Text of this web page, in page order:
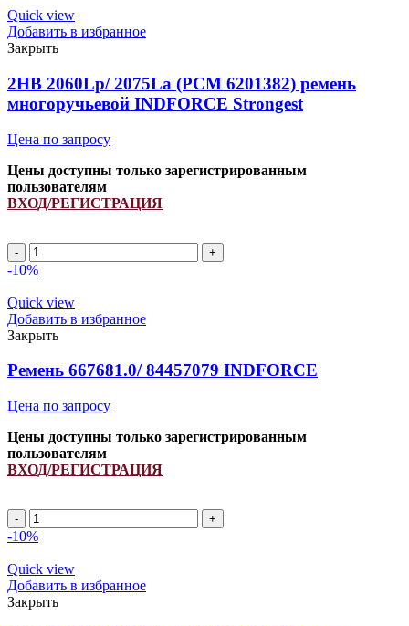
Quick view
Добавить в избранное
Закрыть
2HB 2060Lp/ 2075La (РСМ 6201382) ремень
многоручьевой INDFORCE Strongest
Цена по запросу
Цены доступны только зарегистрированным
пользователям
ВХОД/РЕГИСТРАЦИЯ
2HB
2060Lp/
(РСМ
6201382)
ремень
многоручьевой
INDFORCE
Strongest
-10%
Quick view
Добавить в избранное
Закрыть
Ремень 667681.0/ 84457079 INDFORCE
Цена по запросу
Цены доступны только зарегистрированным
пользователям
ВХОД/РЕГИСТРАЦИЯ
Ремень
667681.0/
INDFORCE
quantity
-10%
Quick view
Добавить в избранное
Закрыть